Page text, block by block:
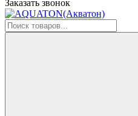
Заказать звонок